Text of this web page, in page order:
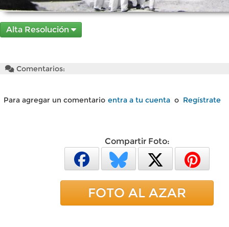
Alta Resolución
Comentarios:
Para agregar un comentario entra a tu cuenta o Regístrate
Compartir Foto:
FOTO AL AZAR